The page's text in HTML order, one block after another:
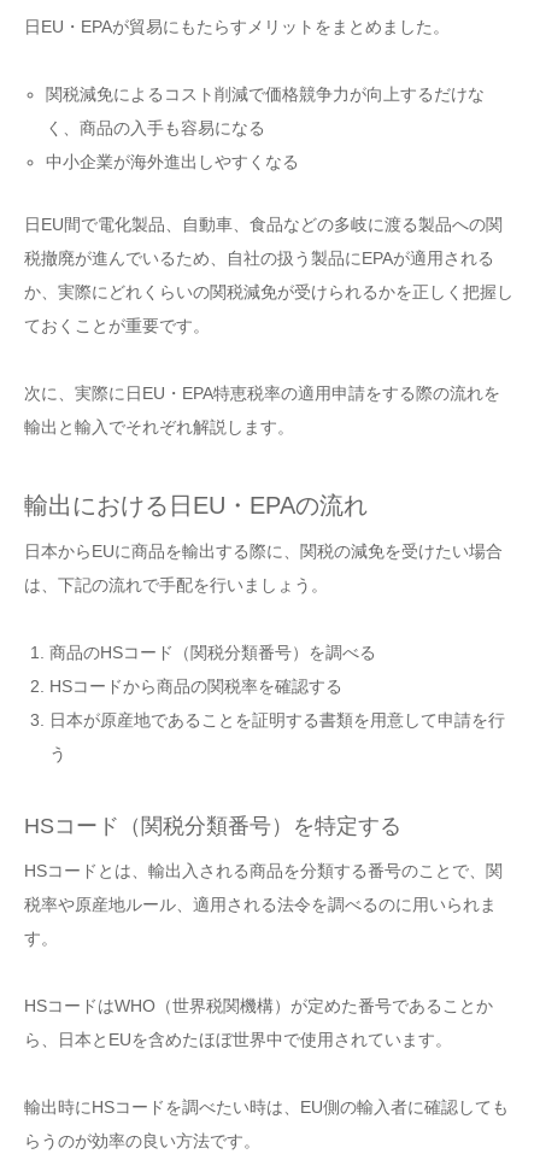
日EU・EPAが貿易にもたらすメリットをまとめました。
関税減免によるコスト削減で価格競争力が向上するだけな
く、商品の入手も容易になる
中小企業が海外進出しやすくなる
日EU間で電化製品、自動車、食品などの多岐に渡る製品への関
税撤廃が進んでいるため、自社の扱う製品にEPAが適用される
か、実際にどれくらいの関税減免が受けられるかを正しく把握し
ておくことが重要です。
次に、実際に日EU・EPA特恵税率の適用申請をする際の流れを
輸出と輸入でそれぞれ解説します。
輸出における日EU・EPAの流れ
日本からEUに商品を輸出する際に、関税の減免を受けたい場合
は、下記の流れで手配を行いましょう。
商品のHSコード（関税分類番号）を調べる
HSコードから商品の関税率を確認する
日本が原産地であることを証明する書類を用意して申請を行
う
HSコード（関税分類番号）を特定する
HSコードとは、輸出入される商品を分類する番号のことで、関
税率や原産地ルール、適用される法令を調べるのに用いられま
す。
HSコードはWHO（世界税関機構）が定めた番号であることか
ら、日本とEUを含めたほぼ世界中で使用されています。
輸出時にHSコードを調べたい時は、EU側の輸入者に確認しても
らうのが効率の良い方法です。